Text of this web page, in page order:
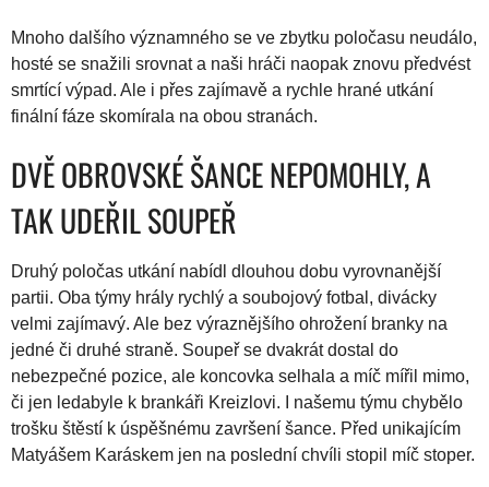
Mnoho dalšího významného se ve zbytku poločasu neudálo,
hosté se snažili srovnat a naši hráči naopak znovu předvést
smrtící výpad. Ale i přes zajímavě a rychle hrané utkání
finální fáze skomírala na obou stranách.
DVĚ OBROVSKÉ ŠANCE NEPOMOHLY, A
TAK UDEŘIL SOUPEŘ
Druhý poločas utkání nabídl dlouhou dobu vyrovnanější
partii. Oba týmy hrály rychlý a soubojový fotbal, divácky
velmi zajímavý. Ale bez výraznějšího ohrožení branky na
jedné či druhé straně. Soupeř se dvakrát dostal do
nebezpečné pozice, ale koncovka selhala a míč mířil mimo,
či jen ledabyle k brankáři Kreizlovi. I našemu týmu chybělo
trošku štěstí k úspěšnému završení šance. Před unikajícím
Matyášem Karáskem jen na poslední chvíli stopil míč stoper.